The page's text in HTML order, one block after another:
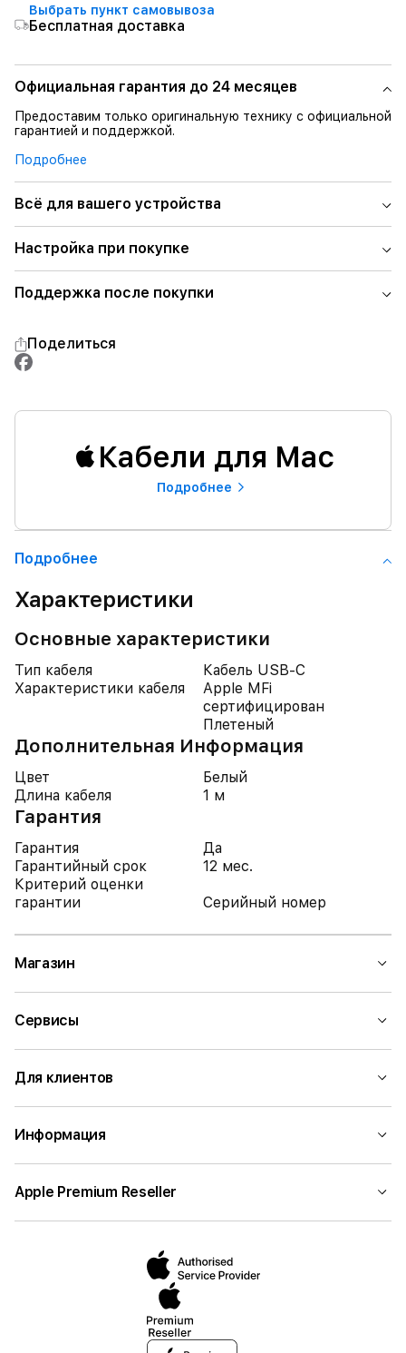
Выбрать пункт самовывоза
Бесплатная доставка
Официальная гарантия до 24 месяцев
Предоставим только оригинальную технику с официальной
гарантией и поддержкой.
Подробнее
Всё для вашего устройства
Настройка при покупке
Поддержка после покупки
Поделиться
Кабели для Mac
Подробнее
Подробнее
Характеристики
Основные характеристики
Тип кабеля
Кабель USB-C
Характеристики кабеля
Apple MFi
cертифицирован
Плетеный
Дополнительная Информация
Цвет
Белый
Длина кабеля
1 м
Гарантия
Гарантия
Да
Гарантийный срок
12 мес.
Критерий оценки
гарантии
Серийный номер
Магазин
Сервисы
Для клиентов
Информация
Apple Premium Reseller